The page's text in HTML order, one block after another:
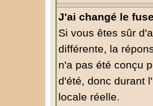
J'ai changé le
Si vous êtes sûr
différente, la
n'a pas été conçu
d'été, donc durant
locale réelle.